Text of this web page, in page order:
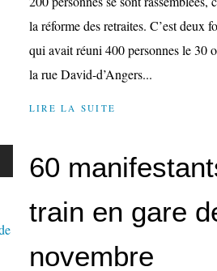
la réforme des retraites. C’est deux
qui avait réuni 400 personnes le 30
la rue David-d’Angers...
LIRE LA SUITE
60
train en gare
novembre